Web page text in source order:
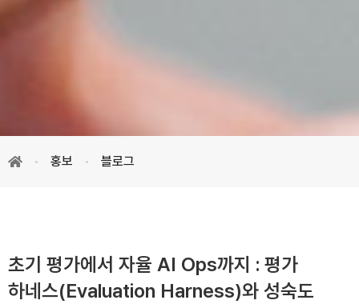
홍보 블로그
초기 평가에서 자율 AI Ops까지 : 평가
하네스(Evaluation Harness)와 성숙도